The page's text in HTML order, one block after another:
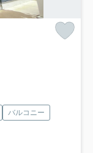
バルコニー